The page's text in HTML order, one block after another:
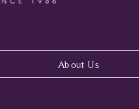
About Us